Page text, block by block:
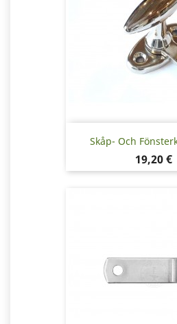
Skåp- Och
Pris
19,20 €